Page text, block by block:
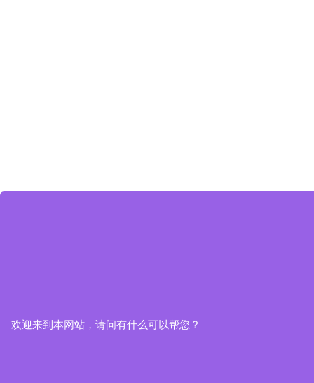
欢迎来到本网站，请问有什么可以帮您？